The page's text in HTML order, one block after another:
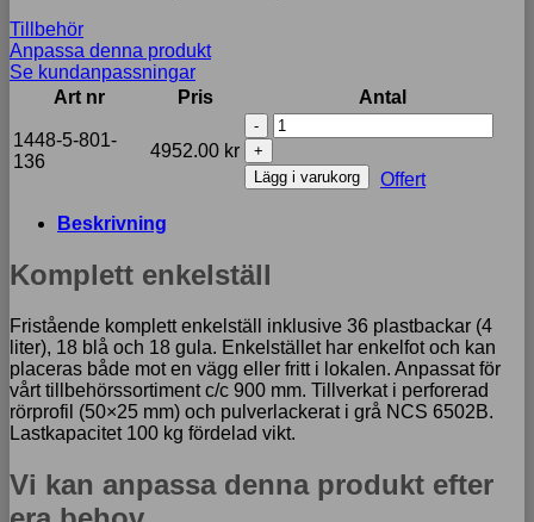
Tillbehör
Anpassa denna produkt
Se kundanpassningar
Art nr
Pris Antal
1448-5-801-
136
4952.00 kr
Komplett
enkelställ
inkl.
18+18
Lägg i varukorg Offert
Beskrivning
Komplett enkelställ
Fristående komplett enkelställ inklusive 36 plastbackar (4
liter), 18 blå och 18 gula. Enkelstället har enkelfot och kan
placeras både mot en vägg eller fritt i lokalen. Anpassat för
vårt tillbehörssortiment c/c 900 mm. Tillverkat i perforerad
rörprofil (50×25 mm) och pulverlackerat i grå NCS 6502B.
Lastkapacitet 100 kg fördelad vikt.
Vi kan anpassa denna produkt efter